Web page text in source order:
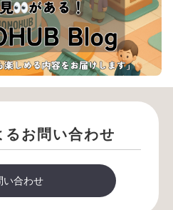
るお問い合わせ
い合わせ